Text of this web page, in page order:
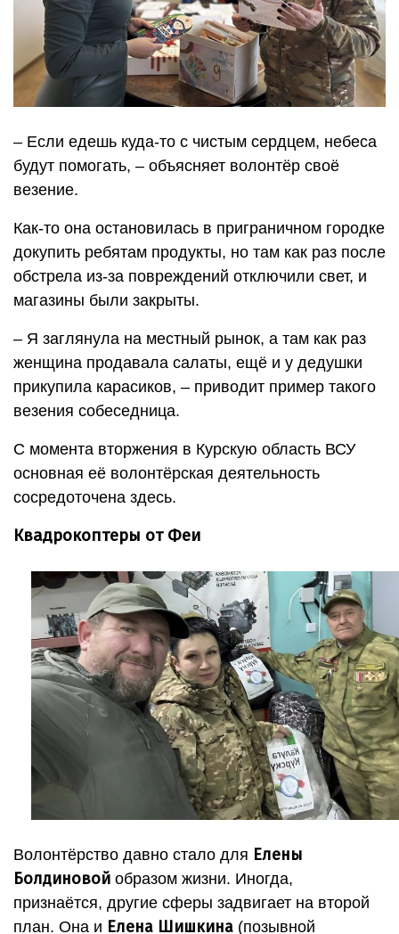
– Если едешь куда-то с чистым сердцем, небеса
будут помогать, – объясняет волонтёр своё
везение.
Как-то она остановилась в приграничном городке
докупить ребятам продукты, но там как раз после
обстрела из-за повреждений отключили свет, и
магазины были закрыты.
– Я заглянула на местный рынок, а там как раз
женщина продавала салаты, ещё и у дедушки
прикупила карасиков, – приводит пример такого
везения собеседница.
С момента вторжения в Курскую область ВСУ
основная её волонтёрская деятельность
сосредоточена здесь.
Квадрокоптеры от Феи
Волонтёрство давно стало для Елены
Болдиновой образом жизни. Иногда,
признаётся, другие сферы задвигает на второй
план. Она и Елена Шишкина (позывной